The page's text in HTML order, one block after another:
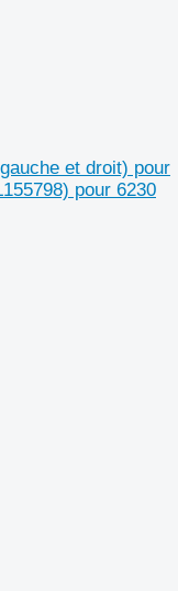
et droit) pour
pour 6230